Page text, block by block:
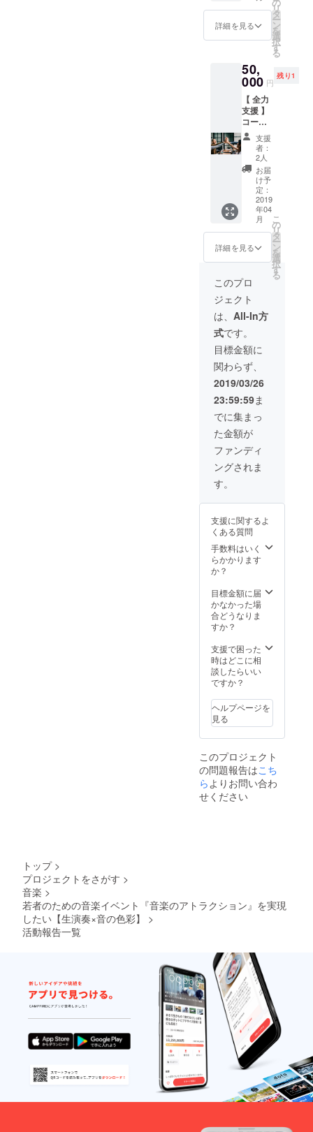
18:30〜
20:00に
東日本
橋ICA
PLUSに
予定で
す。交
通費は
別途支
援者様
のご負
担とな
りま
す。
合がつ
かった
場合
ルの様
子の映
像をお
届けし
ます。
付する
電子チ
ケット
ます。 *
俗に反
するよ
うなお
名前
や、こ
ちらが
相応し
くない
と判断
した場
合、権
利を取
り消し
させて
頂く場
ざいま
す。 *イ
は
4/22(月)
18:30〜
20:00に
橋ICA
PLUSに
て行う
予定で
す。交
通費は
別途支
援者様
のご負
担とな
りま
す。
サルに
ご招待
にご招
待 ・ご
場合、
Web
ページ
上と当
日配布
のプロ
グラム
にお名
前を掲
額は任
意に設
定して
いただ
す。 *チ
ケット
ルで送
付する
ケット
になり
ます。 *
リハー
サル当
合がつ
かな
場合
は、リ
ルの様
送りし
ます。 *
イベン
トは
4/22(月)
18:30〜
橋ICA
PLUSに
て行う
通費は
別途支
援者様
のご負
りま
のプロ
グラム
に、ス
して広
告（企
業、個
人、商
品名、
活動名
など）
を掲載
しま
す。ま
たイベ
ント会
場での
置きチ
ラシも
対応致
しま
ンサー
え、イ
ベント
にもご
招待！
・サン
クス
メール
をお届
告掲載
スペー
スのご
提供 ・
お一人
様イベ
ントに
は任意
に設定
してい
ただけ
ます 。
*チケッ
で送付
する電
子チ
ます。 *
公序良
俗に反
するよ
名前
や、こ
ちらが
相応し
と判断
した場
合、権
利を取
り消し
18:30〜
PLUSに
て行う
予定で
す。交
通費は
別途支
援者様
のご負
担とな
りま
す。
詳細を見る
の
リ
タ
ー
ン
を
選
択
す
る
50,
000 円
残り1
【 全力
支援 】
コース
5,0000
円〜 全
力で応
援をし
てくだ
さる方
に感謝
の気持
ちを込
めてリ
ターン
をお贈
す。 ・
サンク
スメー
ルをお
届け ・
ペアで
イベン
トにご
招待 ・
お一人
様リ
ハーサ
ルにご
招待 ・
広告掲
載ス
ペース
をご提
ハ＋本
お届け
・メン
バーか
らお礼
け ・関
東圏内
の方に
企画者
の菅野
が直接
お礼と
に伺い
ます！ *
支援額
は任意
してい
ただけ
ます。 *
チケッ
トは
トは
4/22(月)
橋ICA
PLUSに
て行う
予定で
す。交
通費は
別途支
援者様
のご負
担とな
りま
す。
支援
者：
2人
お届
け予
定：
2019
年04
月
詳細を見る
こ
の
リ
タ
ー
ン
を
選
択
す
る
このプロ
ジェクト
は、 All-In方
式です。
目標金額に
関わらず、
2019/03/26
23:59:59ま
でに集まっ
た金額が
ファンディ
ングされま
す。
支援に関するよ
くある質問
手数料はいく
らかかります
か？
目標金額に届
かなかった場
合どうなりま
すか？
支援で困った
時はどこに相
談したらいい
ですか？
ヘルプページを
見る
このプロジェクト
の問題報告はこち
らよりお問い合わ
せください
トップ >
プロジェクトをさがす >
音楽 >
若者のための音楽イベント『音楽のアトラクション』を実現
したい【生演奏×音の色彩】
>
活動報告一覧